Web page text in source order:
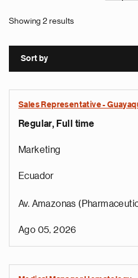
Showing 2 results
Sort by
Sales Representative -
Regular, Full time
Marketing
Ecuador
Av. Amazonas
Ago 05, 2026